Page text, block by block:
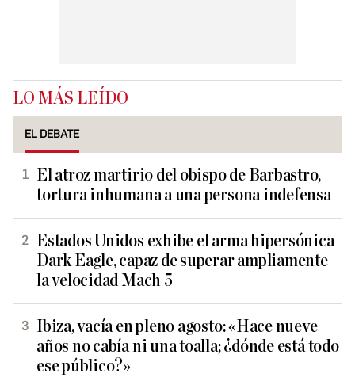
LO MÁS LEÍDO
EL DEBATE
El atroz martirio del obispo de Barbastro,
tortura inhumana a una persona indefensa
Estados Unidos exhibe el arma hipersónica
Dark Eagle, capaz de superar ampliamente
la velocidad Mach 5
Ibiza, vacía en pleno agosto: «Hace nueve
años no cabía ni una toalla; ¿dónde está todo
ese público?»